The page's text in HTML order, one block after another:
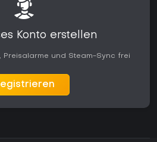
Konto erstellen
Preisalarme und Steam-Sync frei